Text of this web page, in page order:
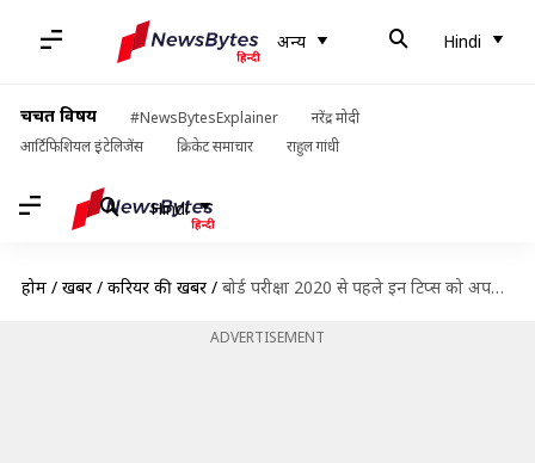
अन्य Hindi
चर्चित विषय #NewsBytesExplainer
नरेंद्र मोदी
आर्टिफिशियल इंटेलिजेंस
क्रिकेट समाचार राहुल गांधी
Hindi
होम / खबरें / करियर की खबरें / बोर्ड परीक्षा 2020 से पहले इन टिप्स को अपनाकर बढ़ाएं अपनी याददाश्त
ADVERTISEMENT